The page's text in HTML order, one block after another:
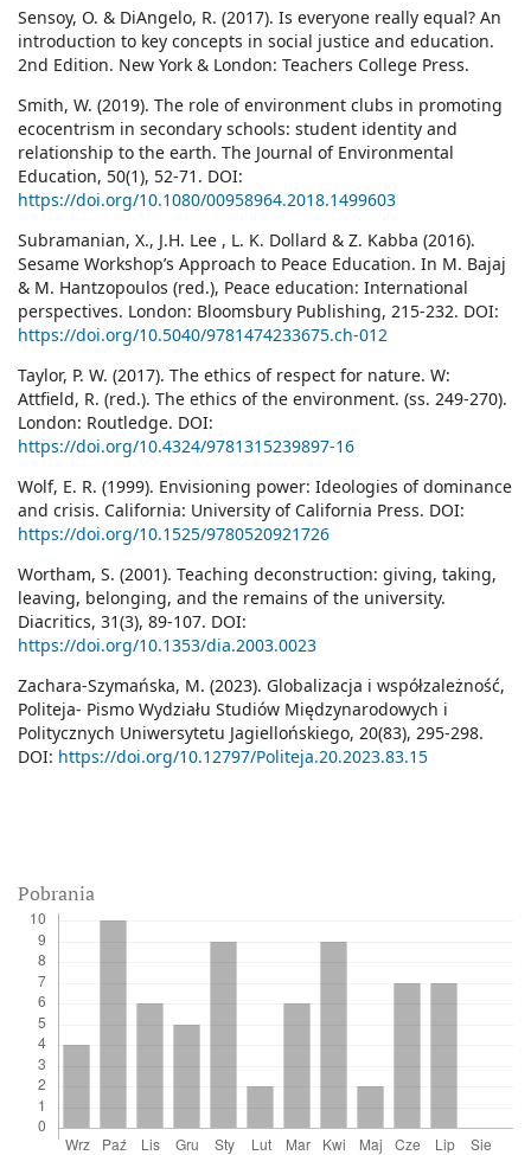
Pobrania
Sensoy, O. & DiAngelo, R. (2017). Is everyone really equal? An
introduction to key concepts in social justice and education.
2nd Edition. New York & London: Teachers College Press.
Smith, W. (2019). The role of environment clubs in promoting
ecocentrism in secondary schools: student identity and
relationship to the earth. The Journal of Environmental
Education, 50(1), 52-71. DOI:
https://doi.org/10.1080/00958964.2018.1499603
Subramanian, X., J.H. Lee , L. K. Dollard & Z. Kabba (2016).
Sesame Workshop’s Approach to Peace Education. In M. Bajaj
& M. Hantzopoulos (red.), Peace education: International
perspectives. London: Bloomsbury Publishing, 215-232. DOI:
https://doi.org/10.5040/9781474233675.ch-012
Taylor, P. W. (2017). The ethics of respect for nature. W:
Attfield, R. (red.). The ethics of the environment. (ss. 249-270).
London: Routledge. DOI:
https://doi.org/10.4324/9781315239897-16
Wolf, E. R. (1999). Envisioning power: Ideologies of dominance
and crisis. California: University of California Press. DOI:
https://doi.org/10.1525/9780520921726
Wortham, S. (2001). Teaching deconstruction: giving, taking,
leaving, belonging, and the remains of the university.
Diacritics, 31(3), 89-107. DOI:
https://doi.org/10.1353/dia.2003.0023
Zachara-Szymańska, M. (2023). Globalizacja i współzależność,
Politeja- Pismo Wydziału Studiów Międzynarodowych i
Politycznych Uniwersytetu Jagiellońskiego, 20(83), 295-298.
DOI: https://doi.org/10.12797/Politeja.20.2023.83.15